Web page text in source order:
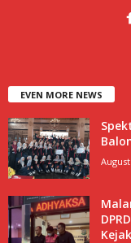
EVEN MORE NEWS